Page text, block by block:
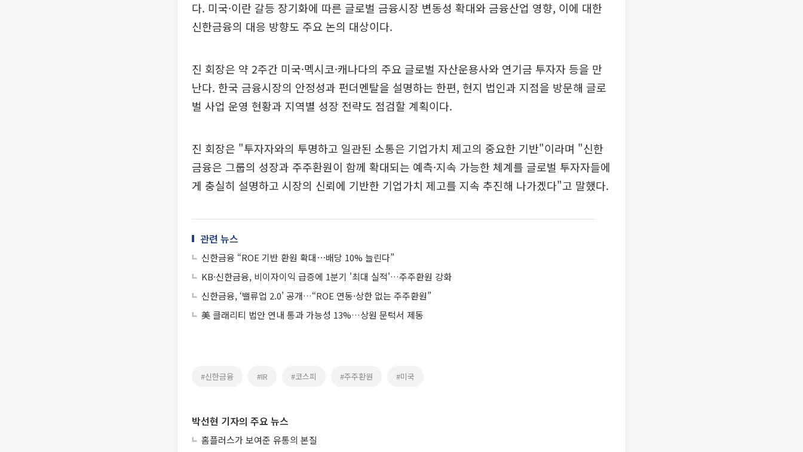
다. 미국·이란 갈등 장기화에 따른 글로벌 금융시장 변동성 확대와 금융산업 영향, 이에 대한
신한금융의 대응 방향도 주요 논의 대상이다.
진 회장은 약 2주간 미국·멕시코·캐나다의 주요 글로벌 자산운용사와 연기금 투자자 등을 만
난다. 한국 금융시장의 안정성과 펀더멘탈을 설명하는 한편, 현지 법인과 지점을 방문해 글로
벌 사업 운영 현황과 지역별 성장 전략도 점검할 계획이다.
진 회장은 "투자자와의 투명하고 일관된 소통은 기업가치 제고의 중요한 기반"이라며 "신한
금융은 그룹의 성장과 주주환원이 함께 확대되는 예측·지속 가능한 체계를 글로벌 투자자들에
게 충실히 설명하고 시장의 신뢰에 기반한 기업가치 제고를 지속 추진해 나가겠다"고 말했다.
관련 뉴스
신한금융 “ROE 기반 환원 확대⋯배당 10% 늘린다”
KB·신한금융, 비이자이익 급증에 1분기 '최대 실적'…주주환원 강화
신한금융, ‘밸류업 2.0’ 공개…“ROE 연동·상한 없는 주주환원”
美 클래리티 법안 연내 통과 가능성 13%…상원 문턱서 제동
#신한금융 #IR #코스피 #주주환원 #미국
박선현 기자의 주요 뉴스
홈플러스가 보여준 유통의 본질